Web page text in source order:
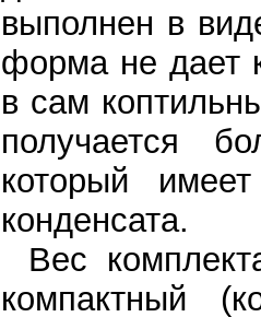
выполнен в
форма не дает
в сам
получается
который
конденсата.
Вес
компактный